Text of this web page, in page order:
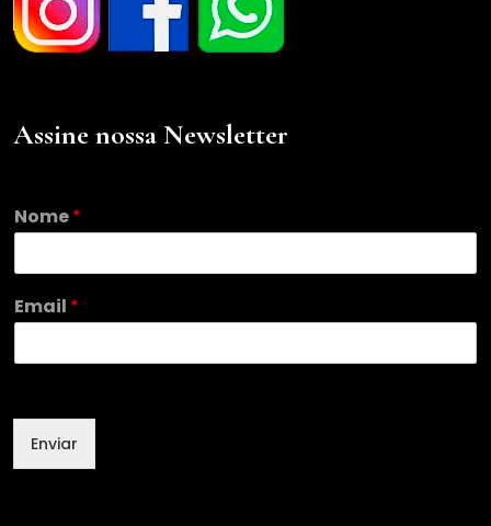
Assine nossa Newsletter
E
m
i
*
m
l
Nome*
Email *
Enviar